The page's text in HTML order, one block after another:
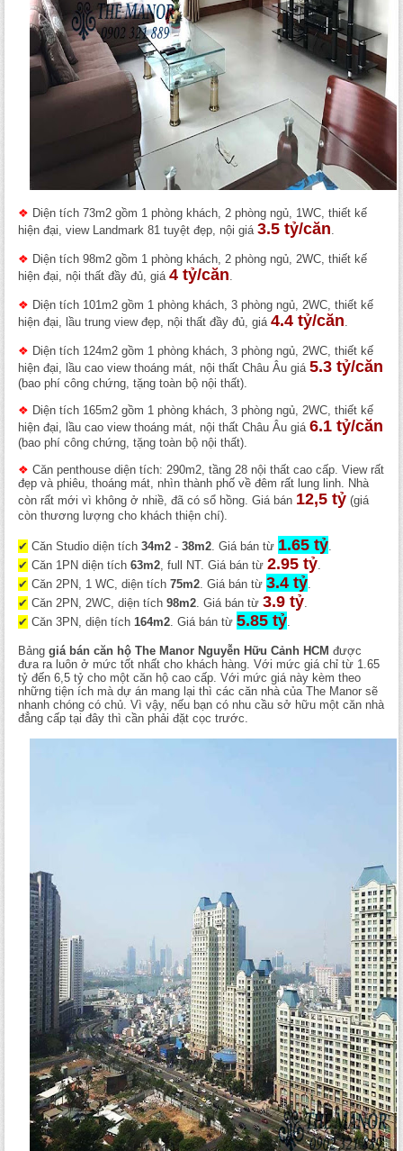
❖ Diện tích 73m2 gồm 1 phòng khách, 2 phòng ngủ, 1WC, thiết kế
hiện đại, view Landmark 81 tuyệt đẹp, nội giá 3.5 tỷ/căn
❖ Diện tích 98m2 gồm 1 phòng khách, 2 phòng ngủ, 2WC, thiết kế
hiện đại, nội thất đầy đủ, giá 4 tỷ/căn
❖ Diện tích 101m2 gồm 1 phòng khách, 3 phòng ngủ, 2WC, thiết kế
hiện đại, lầu trung view đẹp, nội thất đầy đủ, giá 4.4 tỷ/căn
❖ Diện tích 124m2 gồm 1 phòng khách, 3 phòng ngủ, 2WC, thiết kế
hiện đại, lầu cao view thoáng mát, nội thất Châu Âu giá 5.3 tỷ/căn
(bao phí công chứng, tặng toàn bộ nội thất).
❖ Diện tích 165m2 gồm 1 phòng khách, 3 phòng ngủ, 2WC, thiết kế
hiện đại, lầu cao view thoáng mát, nội thất Châu Âu giá 6.1 tỷ/căn
(bao phí công chứng, tặng toàn bộ nội thất).
❖ Căn penthouse diện tích: 290m2, tầng 28 nội thất cao cấp. View rất
đẹp và phiêu, thoáng mát, nhìn thành phố về đêm rất lung linh. Nhà
còn rất mới vì không ở nhiề, đã có sổ hồng. Giá bán 12,5 tỷ (giá
còn thương lượng cho khách thiện chí).
✔ Căn Studio diện tích 34m2 - 38m2 . Giá bán từ 1.65 tỷ
✔ Căn 1PN diện tích 63m2 , full NT. Giá bán từ 2.95 tỷ
✔ Căn 2PN, 1 WC, diện tích 75m2 . Giá bán từ 3.4 tỷ
✔ Căn 2PN, 2WC, diện tích 98m2 . Giá bán từ 3.9 tỷ
✔ Căn 3PN, diện tích 164m2 . Giá bán từ 5.85 tỷ
Bảng giá bán căn hộ The Manor Nguyễn Hữu Cảnh HCM được
đưa ra luôn ở mức tốt nhất cho khách hàng. Với mức giá chỉ từ 1.65
tỷ đến 6,5 tỷ cho một căn hộ cao cấp. Với mức giá này kèm theo
những tiện ích mà dự án mang lại thì các căn nhà của The Manor sẽ
nhanh chóng có chủ. Vì vậy, nếu bạn có nhu cầu sở hữu một căn nhà
đẳng cấp tại đây thì cần phải đặt cọc trước.